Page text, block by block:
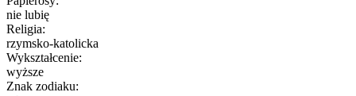
nie lubię
Religia:
rzymsko-katolicka
Wykształcenie:
wyższe
Znak zodiaku: